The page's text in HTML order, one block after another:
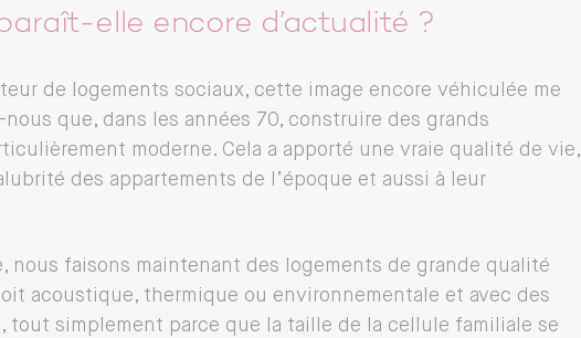
elle encore d’actualité ?
de logements sociaux, cette image encore véhiculée me
que, dans les années 70, construire des grands
moderne. Cela a apporté une vraie qualité de vie,
des appartements de l’époque et aussi à leur
nous faisons maintenant des logements de grande qualité
acoustique, thermique ou environnementale et avec des
tout simplement parce que la taille de la cellule familiale se